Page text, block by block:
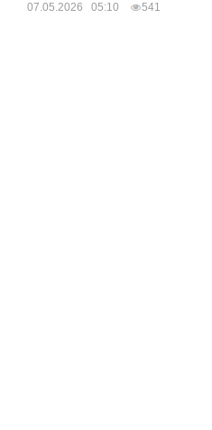
07.05.2026 05:10 541